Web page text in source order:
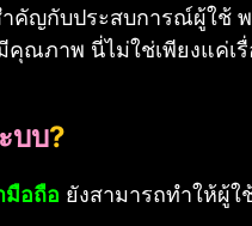
คัญกับประสบการณ์ผู้ใช้
ภาพ นี่ไม่ใช่เพียงแค่เรื่
บบ?
มือถือ ยังสามารถทำให้ผู้ใ